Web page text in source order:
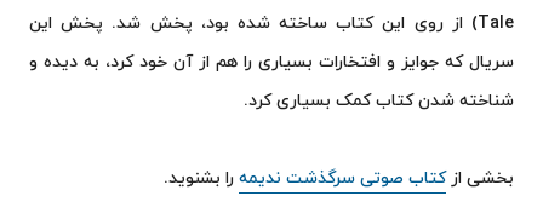
Tale) از روی این کتاب ساخته شده بود، پخش شد. پخش این
سریال که جوایز و افتخارات بسیاری را هم از آن خود کرد، به دیده و
شناخته شدن کتاب کمک بسیاری کرد.
بخشی ازکتاب صوتی سرگذشت ندیمه را بشنوید.